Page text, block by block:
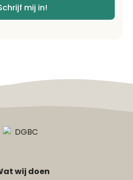
mij in!
wij doen